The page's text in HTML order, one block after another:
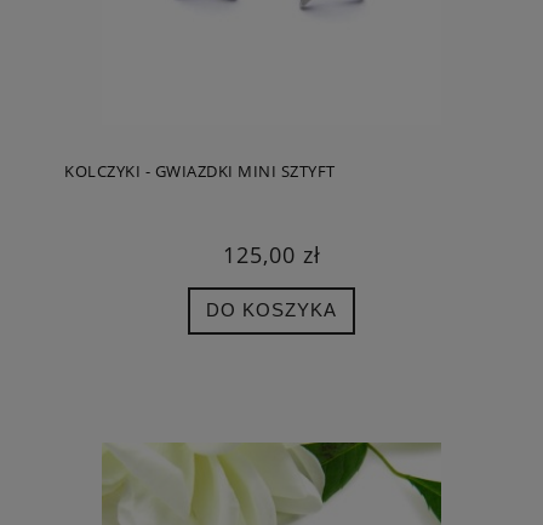
KOLCZYKI - GWIAZDKI MINI SZTYFT
125,00 zł
DO KOSZYKA